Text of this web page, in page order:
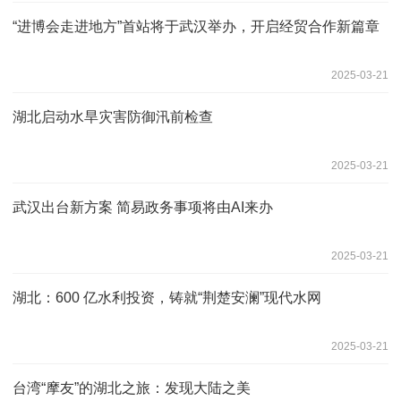
“进博会走进地方”首站将于武汉举办，开启经贸合作新篇章
2025-03-21
湖北启动水旱灾害防御汛前检查
2025-03-21
武汉出台新方案 简易政务事项将由AI来办
2025-03-21
湖北：600 亿水利投资，铸就“荆楚安澜”现代水网
2025-03-21
台湾“摩友”的湖北之旅：发现大陆之美